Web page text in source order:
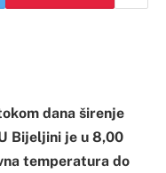
dana širenje
Bijeljini je u 8,00
temperatura do